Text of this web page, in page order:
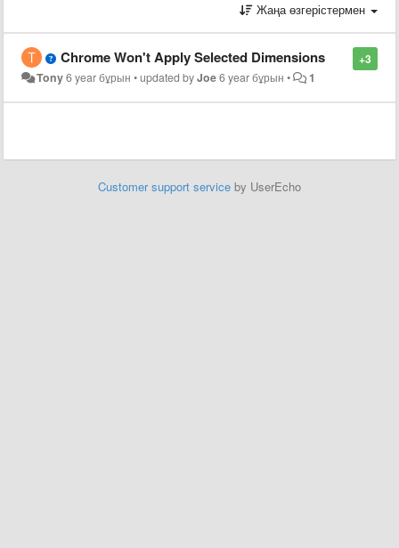
Жаңа өзгерістермен
+3
Chrome Won't Apply Selected Dimensions
Tony6 year бұрын •updated byJoe6 year бұрын • 1
Customer support service by UserEcho